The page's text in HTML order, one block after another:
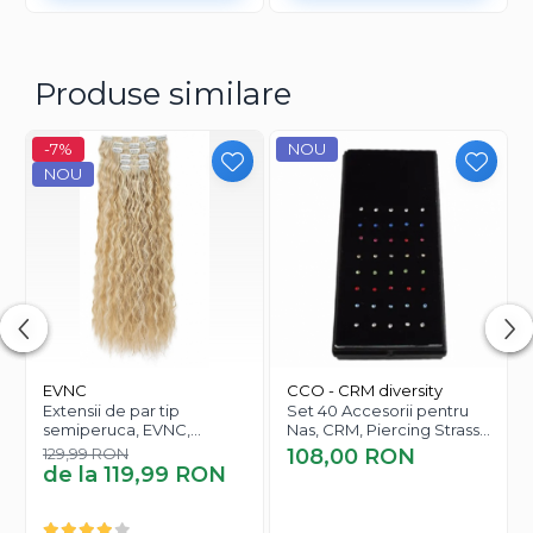
Caracteristici:
Produse similare
-7%
NOU
EVNC
Extensii de par tip
semiperuca, EVNC,
Invisible Wire Hair
Extensions, prindere in 4
clipsuri
129,99 RON
de la 119,99 RON
NOU
CCO - CRM diversity
Set 40 Accesorii pentru
Nas, CRM, Piercing Strass
Multicolor - 1 cm, Unisex
108,00 RON